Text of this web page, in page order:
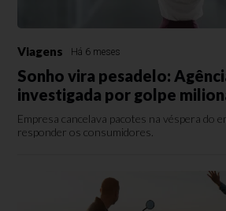
Viagens Há 6 meses
Sonho vira pesadelo:
investigada por golpe
Empresa cancelava pacotes na véspera do
responder os consumidores.